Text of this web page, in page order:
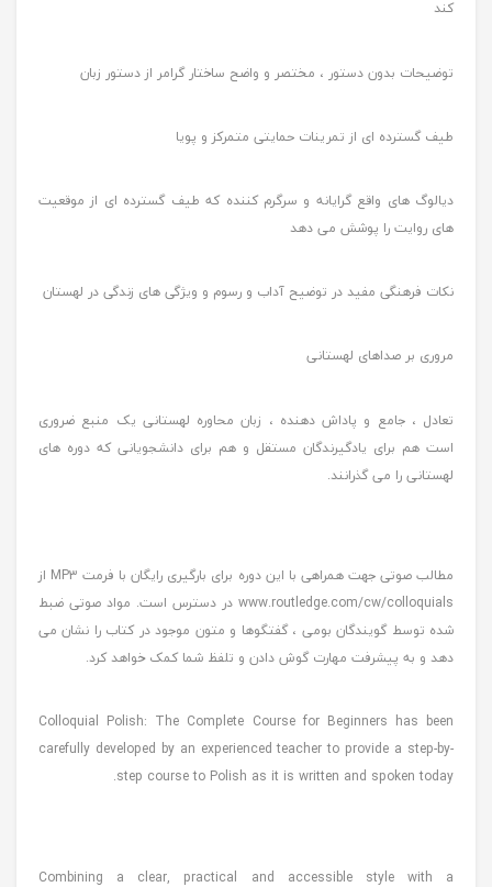
کند
توضیحات بدون دستور ، مختصر و واضح ساختار گرامر از دستور زبان
طیف گسترده ای از تمرینات حمایتی متمرکز و پویا
دیالوگ های واقع گرایانه و سرگرم کننده که طیف گسترده ای از موقعیت
های روایت را پوشش می دهد
نکات فرهنگی مفید در توضیح آداب و رسوم و ویژگی های زندگی در لهستان
مروری بر صداهای لهستانی
تعادل ، جامع و پاداش دهنده ، زبان محاوره لهستانی یک منبع ضروری
است هم برای یادگیرندگان مستقل و هم برای دانشجویانی که دوره های
لهستانی را می گذرانند.
مطالب صوتی جهت همراهی با این دوره برای بارگیری رایگان با فرمت MP3 از
www.routledge.com/cw/colloquials در دسترس است. مواد صوتی ضبط
شده توسط گویندگان بومی ، گفتگوها و متون موجود در کتاب را نشان می
دهد و به پیشرفت مهارت گوش دادن و تلفظ شما کمک خواهد کرد.
Colloquial Polish: The Complete Course for Beginners has been
carefully developed by an experienced teacher to provide a step-by-
step course to Polish as it is written and spoken today.
Combining a clear, practical and accessible style with a